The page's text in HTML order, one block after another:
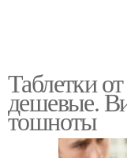
Таблетки
дешевые.
тошноты